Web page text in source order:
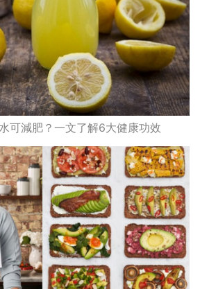
可減肥？一文了解6大健康功效